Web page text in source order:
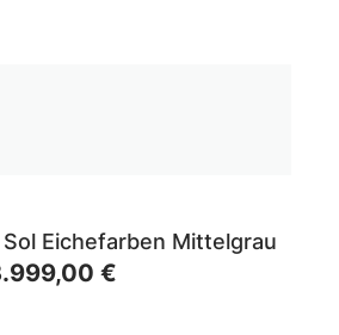
Eichefarben Mittelgrau
€